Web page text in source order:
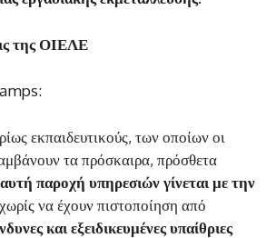
της ΟΙΕΛΕ
εκπαιδευτικούς, των οποίων οι
τα πρόσκαιρα, πρόσθετα
παροχή υπηρεσιών γίνεται με την
να έχουν πιστοποίηση από
και εξειδικευμένες υπαίθριες